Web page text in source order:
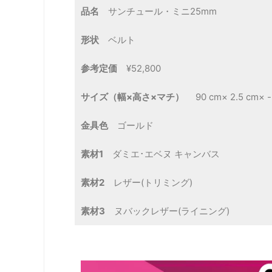
品名 サンチュール・ミニ25mm
形状 ベルト
参考定価 ¥52,800
サイズ（幅×高さ×マチ） 90 cm× 2.5 cm× -
金具色 ゴールド
素材1 ダミエ･エベヌ キャンバス
素材2 レザー(トリミング)
素材3 ヌバックレザー(ライニング)